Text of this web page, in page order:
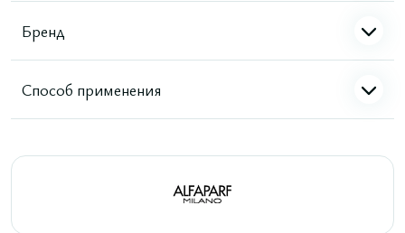
Бренд
Способ применения